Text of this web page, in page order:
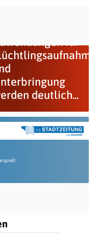
deutlich...
spielt